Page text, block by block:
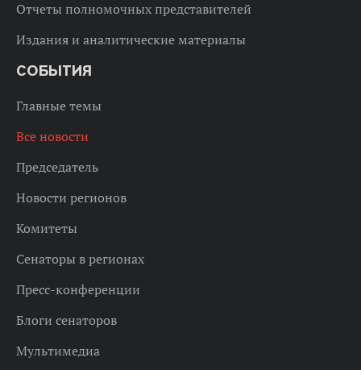
Отчеты полномочных представителей
Издания и аналитические материалы
СОБЫТИЯ
Главные темы
Все новости
Председатель
Новости регионов
Комитеты
Сенаторы в регионах
Пресс-конференции
Блоги сенаторов
Мультимедиа